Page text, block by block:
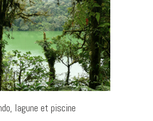
lagune et piscine